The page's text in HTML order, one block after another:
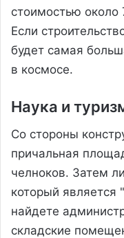
стоимостью
Если
будет самая
в космосе.
Наука и
Со стороны
причальная
челноков. Затем
который
найдете
складские